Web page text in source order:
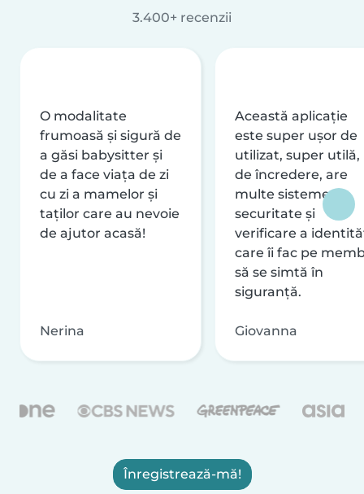
3.400+ recenzii
O modalitate
frumoasă și sigură de
a găsi babysitter și
de a face viața de zi
cu zi a mamelor și
taților care au nevoie
de ajutor acasă!
Nerina
Această aplicație
este super ușor de
utilizat, super utilă,
de încredere, are
multe sisteme de
securitate și
verificare a
care îi fac pe
să se simtă în
siguranță.
Giovanna
Înregistrează-mă!